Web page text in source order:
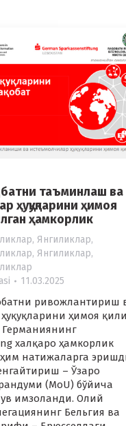
таъминлаш ва
ҳуқуқларини ҳимоя
ҳамкорлик
, Янгиликлар,
, Янгиликлар,
11.03.2025
ривожлантириш
ҳимоя
Германиянинг
халқаро ҳамкорлик
натижаларга
– Ўзаро
(MoU) бўйича
имзоланди. Олий
Бельгия ва